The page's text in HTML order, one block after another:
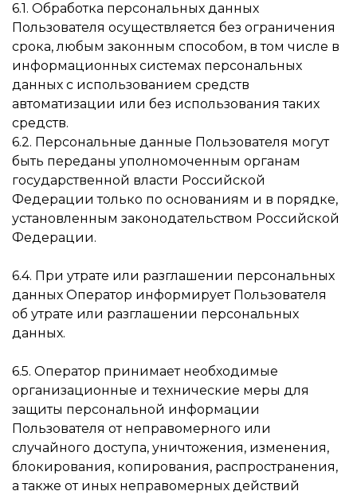
6.1. Обработка персональных данных
Пользователя осуществляется без ограничения
срока, любым законным способом, в том числе в
информационных системах персональных
данных с использованием средств
автоматизации или без использования таких
средств.
6.2. Персональные данные Пользователя могут
быть переданы уполномоченным органам
государственной власти Российской
Федерации только по основаниям и в порядке,
установленным законодательством Российской
Федерации.
6.4. При утрате или разглашении персональных
данных Оператор информирует Пользователя
об утрате или разглашении персональных
данных.
6.5. Оператор принимает необходимые
организационные и технические меры для
защиты персональной информации
Пользователя от неправомерного или
случайного доступа, уничтожения, изменения,
блокирования, копирования, распространения,
а также от иных неправомерных действий